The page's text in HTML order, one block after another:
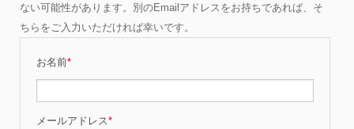
ない可能性があります。別のEmailアドレスをお持ちであれば、そ
ちらをご入力いただければ幸いです。
お名前*
メールアドレス*